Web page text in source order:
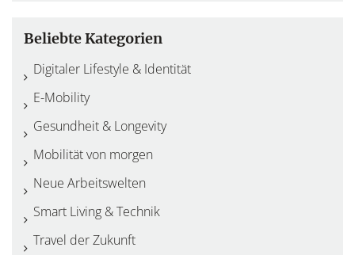
Beliebte Kategorien
Digitaler Lifestyle & Identität
E-Mobility
Gesundheit & Longevity
Mobilität von morgen
Neue Arbeitswelten
Smart Living & Technik
Travel der Zukunft